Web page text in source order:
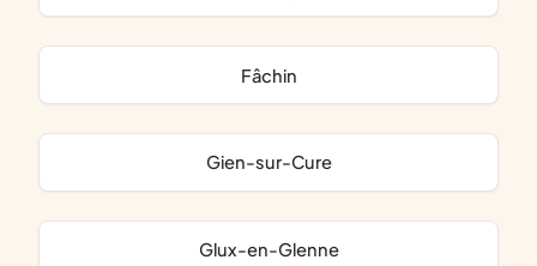
Fâchin
Gien-sur-Cure
Glux-en-Glenne